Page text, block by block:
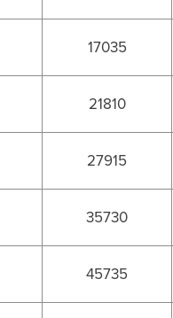
17035
21810
27915
35730
45735